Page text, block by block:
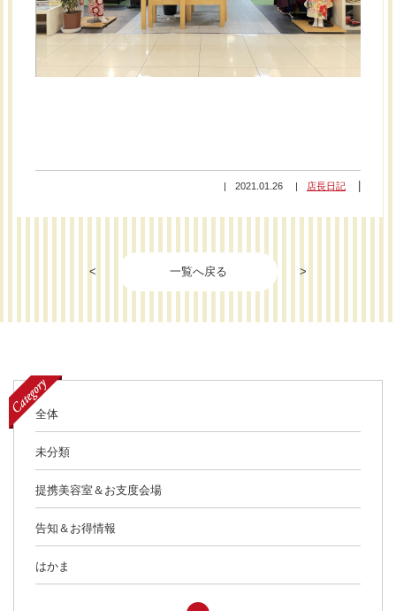
2021.01.26 店長日記
< 一覧へ戻る >
全体
未分類
提携美容室＆お支度会場
告知＆お得情報
はかま